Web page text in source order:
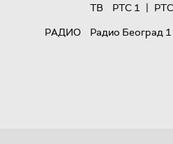
ТВ
РТС 1 |
РАДИО
Радио Београд 1